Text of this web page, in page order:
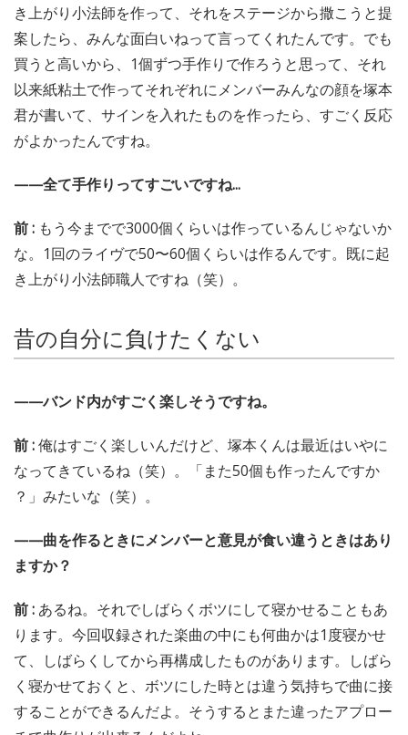
き上がり小法師を作って、それをステージから撒こうと提
案したら、みんな面白いねって言ってくれたんです。でも
買うと高いから、1個ずつ手作りで作ろうと思って、それ
以来紙粘土で作ってそれぞれにメンバーみんなの顔を塚本
君が書いて、サインを入れたものを作ったら、すごく反応
がよかったんですね。
——全て手作りってすごいですね...
前 : もう今までで3000個くらいは作っているんじゃないか
な。1回のライヴで50〜60個くらいは作るんです。既に起
き上がり小法師職人ですね（笑）。
昔の自分に負けたくない
——バンド内がすごく楽しそうですね。
前 :俺はすごく楽しいんだけど、塚本くんは最近はいやに
なってきているね（笑）。「また50個も作ったんですか
？」みたいな（笑）。
——曲を作るときにメンバーと意見が食い違うときはあり
ますか？
前 : あるね。それでしばらくボツにして寝かせることもあ
ります。今回収録された楽曲の中にも何曲かは1度寝かせ
て、しばらくしてから再構成したものがあります。しばら
く寝かせておくと、ボツにした時とは違う気持ちで曲に接
することができるんだよ。そうするとまた違ったアプロー